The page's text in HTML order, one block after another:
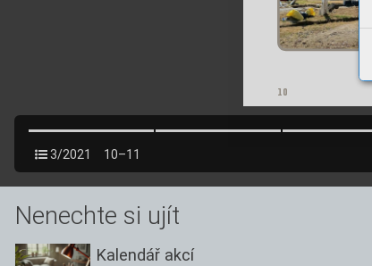
10
3/2021 10–11
Nenechte si ujít
Kalendář akcí